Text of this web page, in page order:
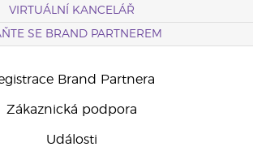
VIRTUÁLNÍ KANCELÁŘ
SE BRAND PARTNEREM
Brand Partnera
Zákaznická podpora
Události